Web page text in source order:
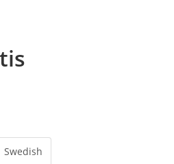
Swedish